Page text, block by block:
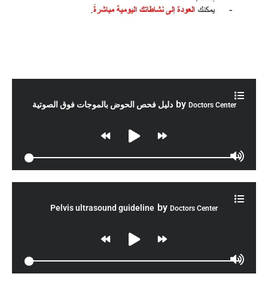
دليل فحص الحوض بالموجات فوق الصوتية by Doctors Center
Pelvis ultrasound guideline by Doctors Center